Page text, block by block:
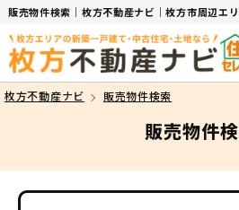
販売物件検索｜枚方不動産ナビ｜枚方市周辺エ
枚方不動産ナビ 販売物件検索
販売物件